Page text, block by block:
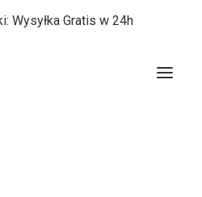
Wysyłka Gratis w 24h